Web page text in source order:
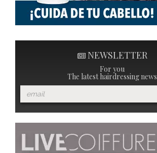
NEWSLETTER
For you
The latest hairdressing news